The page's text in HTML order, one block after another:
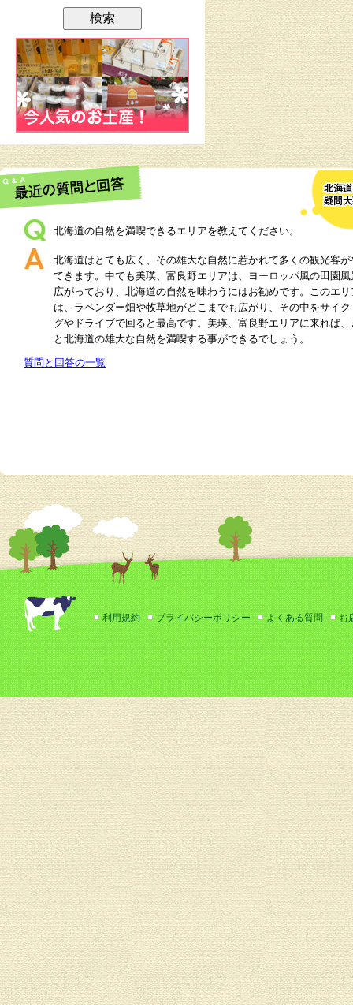
北海道の自然を満喫できるエリアを教えてください。
北海道はとても広く、その雄大な自然に惹かれて多くの観光客が
てきます。中でも美瑛、富良野エリアは、ヨーロッパ風の田園風
広がっており、北海道の自然を味わうにはお勧めです。このエリ
は、ラベンダー畑や牧草地がどこまでも広がり、その中をサイク
グやドライブで回ると最高です。美瑛、富良野エリアに来れば、
と北海道の雄大な自然を満喫する事ができるでしょう。
質問と回答の一覧
利用規約 プライバシーポリシー よくある質問 お